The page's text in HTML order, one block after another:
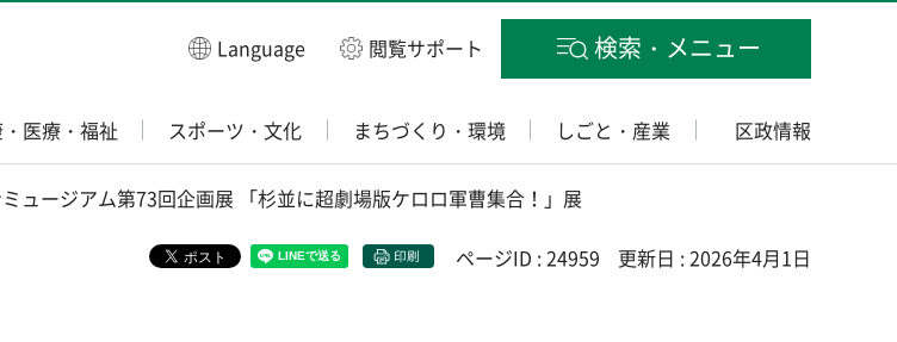
Language 閲覧サポート 検索・メニュー
医療・福祉 スポーツ・文化 まちづくり・環境 しごと・産業 区政情報
ュージアム第73回企画展 「杉並に超劇場版ケロロ軍曹集合！」展
印刷 ページID : 24959 更新日 : 2026年4月1日